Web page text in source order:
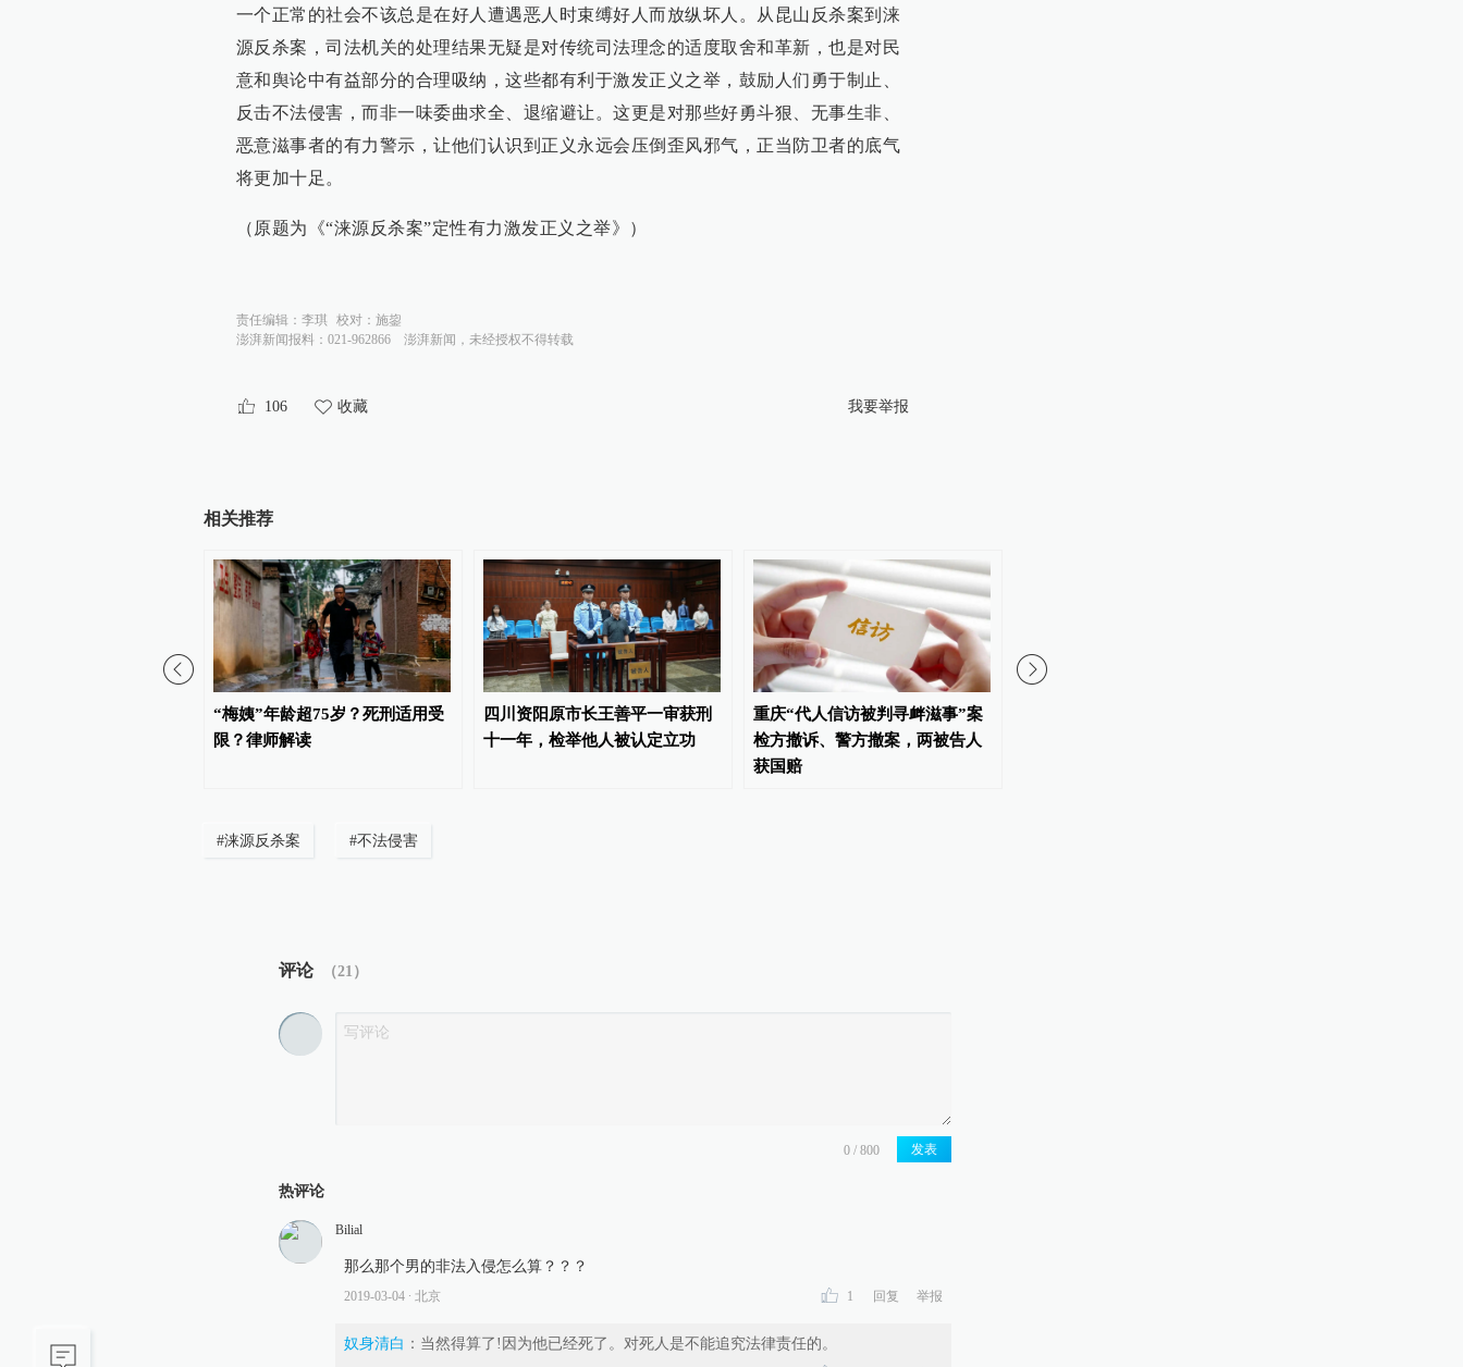
一个正常的社会不该总是在好人遭遇恶人时束缚好人而放纵坏人。从昆山反杀案到涞
源反杀案，司法机关的处理结果无疑是对传统司法理念的适度取舍和革新，也是对民
意和舆论中有益部分的合理吸纳，这些都有利于激发正义之举，鼓励人们勇于制止、
反击不法侵害，而非一味委曲求全、退缩避让。这更是对那些好勇斗狠、无事生非、
恶意滋事者的有力警示，让他们认识到正义永远会压倒歪风邪气，正当防卫者的底气
将更加十足。
（原题为《“涞源反杀案”定性有力激发正义之举》）
责任编辑： 李琪 校对： 施鋆
澎湃新闻报料：021-962866
澎湃新闻，未经授权不得转载
106 收藏 我要举报
相关推荐
“梅姨”年龄超75岁？死刑适用受
限？律师解读
四川资阳原市长王善平一审获刑
十一年，检举他人被认定立功
重庆“代人信访被判寻衅滋事”案
检方撤诉、警方撤案，两被告人
获国赔
#涞源反杀案 #不法侵害
评论 （21 ）
发表
热评论
Bilial
那么那个男的非法入侵怎么算？？？
2019-03-04 ∙ 北京 1 回复 举报
奴身清白 ： 当然得算了!因为他已经死了。对死人是不能追究法律责任的。